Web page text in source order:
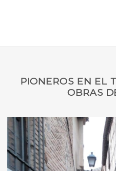
PIONEROS EN EL
OBRAS